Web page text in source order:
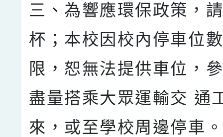
三、為響應環保政策，
杯；本校因校內停車位
限，恕無法提供車位，
盡量搭乘大眾運輸交 通
來，或至學校周邊停車